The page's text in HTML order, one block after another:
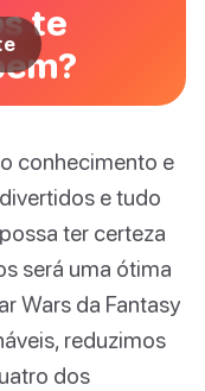
te
conhecimento e
e tudo
ter certeza
será uma ótima
Wars da Fantasy
reduzimos
dos